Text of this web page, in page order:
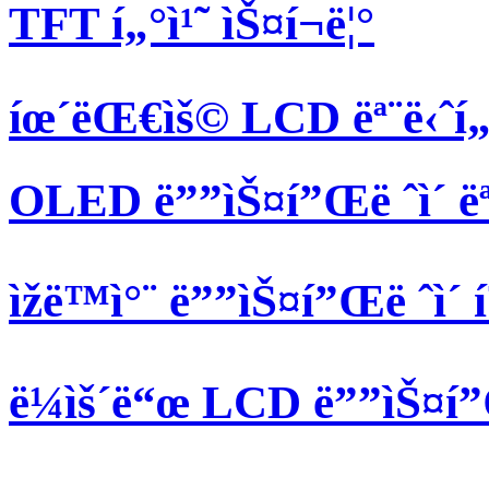
TFT í„°ì¹˜ ìŠ¤í¬ë¦°
íœ´ëŒ€ìš© LCD
OLED ë””ìŠ¤í”Œë ˆì´
ìžë™ì°¨ ë””ìŠ¤í”Œë
ë¼ìš´ë“œ LCD